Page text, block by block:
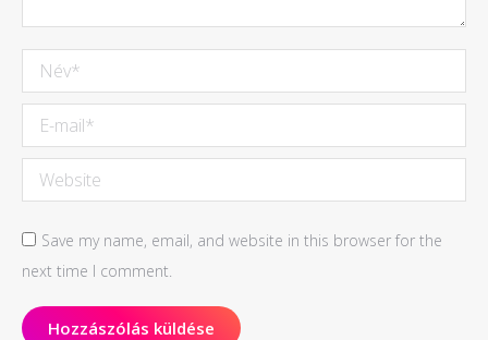
Név *
E-mail *
Website
Save my name, email, and website in this browser for the
next time I comment.
Hozzászólás küldése